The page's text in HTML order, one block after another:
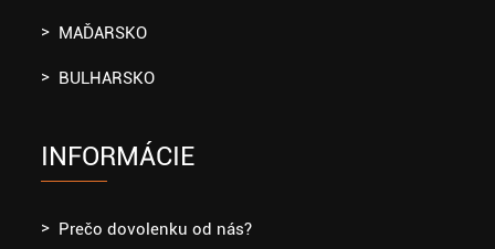
MAĎARSKO
BULHARSKO
INFORMÁCIE
Prečo dovolenku od nás?